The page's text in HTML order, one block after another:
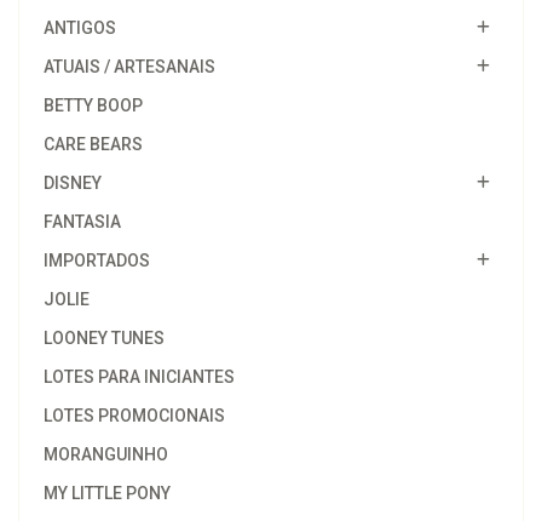
ANTIGOS
ATUAIS / ARTESANAIS
BETTY BOOP
CARE BEARS
DISNEY
FANTASIA
IMPORTADOS
JOLIE
LOONEY TUNES
LOTES PARA INICIANTES
LOTES PROMOCIONAIS
MORANGUINHO
MY LITTLE PONY